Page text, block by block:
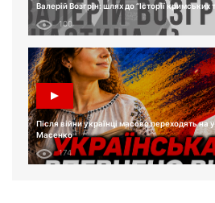
Валерій Возгрін: шлях до “Історії кримських
100
Після війни українці масово переходять
Масенко
174